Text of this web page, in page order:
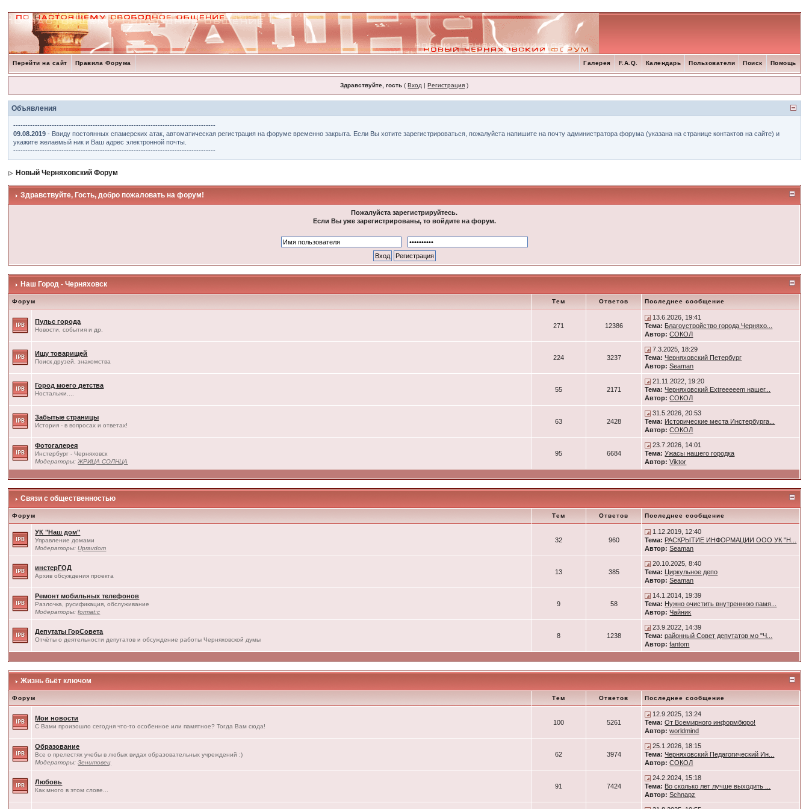
Перейти на сайт Правила Форума Помощь
Поиск
Пользователи
Календарь
F.A.Q.
Галерея
Здравствуйте, гость (Вход |Регистрация )
Объявления
------------------------------------------------------------------------------------
09.08.2019 - Ввиду постоянных спамерских атак, автоматическая регистрация на форуме временно закрыта. Если Вы хотите зарегистрироваться, пожалуйста напишите на почту администратора форума (указана на странице контактов на сайте) и
укажите желаемый ник и Ваш адрес электронной почты.
------------------------------------------------------------------------------------
Новый Черняховский Форум
Здравствуйте, Гость, добро пожаловать на форум!
Пожалуйста зарегистрируйтесь.
Если Вы уже зарегистрированы, то войдите на форум.
Наш Город - Черняховск
Форум Тем Ответов Последнее сообщение
Пульс города
Новости, события и др.
271 12386
13.6.2026, 19:41
Тема: Благоустройство города Черняхо...
Автор: СОКОЛ
Ищу товарищей
Поиск друзей, знакомства
224 3237
7.3.2025, 18:29
Тема: Черняховский Петербург
Автор: Seaman
Город моего детства
Ностальжи....
55 2171
21.11.2022, 19:20
Тема: Черняховский Extreeeeem нашег...
Автор: СОКОЛ
Забытые страницы
История - в вопросах и ответах!
63 2428
31.5.2026, 20:53
Тема: Исторические места Инстербурга...
Автор: СОКОЛ
Фотогалерея
Инстербург - Черняховск
Модераторы:ЖРИЦА СОЛНЦА
95 6684
23.7.2026, 14:01
Тема: Ужасы нашего городка
Автор: Viktor
Связи с общественностью
Форум Тем Ответов Последнее сообщение
УК "Наш дом"
Управление домами
Модераторы:Upravdom
32 960
1.12.2019, 12:40
Тема: РАСКРЫТИЕ ИНФОРМАЦИИ ООО УК "Н...
Автор: Seaman
инстерГОД
Архив обсуждения проекта
13 385
20.10.2025, 8:40
Тема: Циркульное депо
Автор: Seaman
Ремонт мобильных телефонов
Разлочка, русификация, обслуживание
Модераторы:format:c
9 58
14.1.2014, 19:39
Тема: Нужно очистить внутреннюю памя...
Автор: Чайник
Депутаты ГорСовета
Отчёты о деятельности депутатов и обсуждение работы Черняховской думы
8 1238
23.9.2022, 14:39
Тема: районный Совет депутатов мо "Ч...
Автор: fantom
Жизнь бьёт ключом
Форум Тем Ответов Последнее сообщение
Мои новости
С Вами произошло сегодня что-то особенное или памятное? Тогда Вам сюда!
100 5261
12.9.2025, 13:24
Тема: От Всемирного информбюро!
Автор: worldmind
Образование
Все о прелестях учебы в любых видах образовательных учреждений :)
Модераторы:Зенитовец
62 3974
25.1.2026, 18:15
Тема: Черняховский Педагогический Ин...
Автор: СОКОЛ
Любовь
Как много в этом слове...
91 7424
24.2.2024, 15:18
Тема: Во сколько лет лучше выходить ...
Автор: Schnapz